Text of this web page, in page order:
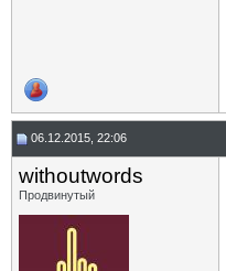
06.12.2015, 22:06
withoutwords
Продвинутый